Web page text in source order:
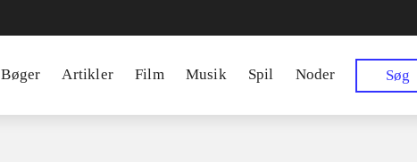
Bøger Artikler Film Musik Spil Noder Søg